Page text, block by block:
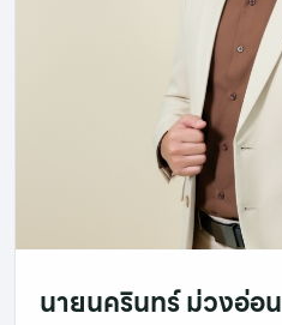
นายนครินทร์ ม่วงอ่อน